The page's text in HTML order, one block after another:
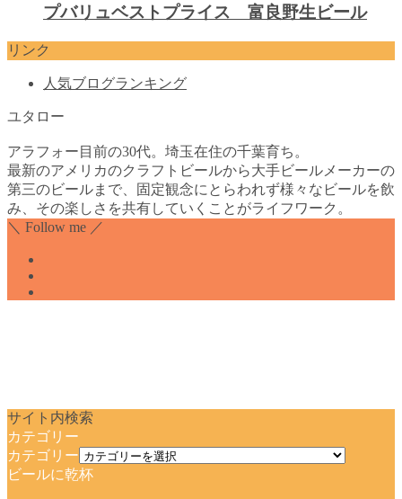
プバリュベストプライス 富良野生ビール
リンク
人気ブログランキング
ユタロー
アラフォー目前の30代。埼玉在住の千葉育ち。
最新のアメリカのクラフトビールから大手ビールメーカーの
第三のビールまで、固定観念にとらわれず様々なビールを飲
み、その楽しさを共有していくことがライフワーク。
＼ Follow me ／
サイト内検索
カテゴリー
カテゴリー
ビールに乾杯